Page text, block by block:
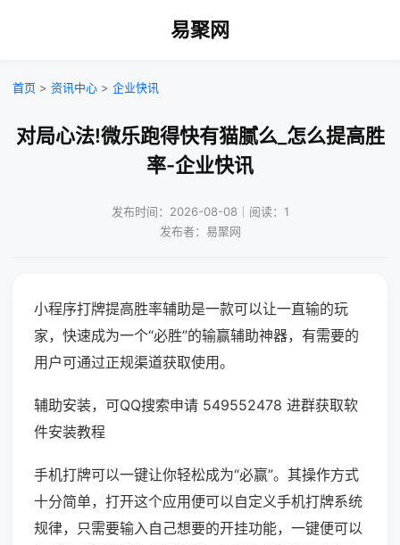
易聚网
首页 > 资讯中心 > 企业快讯
对局心法!微乐跑得快有猫腻么_怎么提高胜
率-企业快讯
发布时间：2026-08-08｜阅读：1
发布者：易聚网
小程序打牌提高胜率辅助是一款可以让一直输的玩
家，快速成为一个“必胜”的输赢辅助神器，有需要的
用户可通过正规渠道获取使用。
辅助安装，可QQ搜索申请 549552478 进群获取软
件安装教程
手机打牌可以一键让你轻松成为“必赢”。其操作方式
十分简单，打开这个应用便可以自定义手机打牌系统
规律，只需要输入自己想要的开挂功能，一键便可以